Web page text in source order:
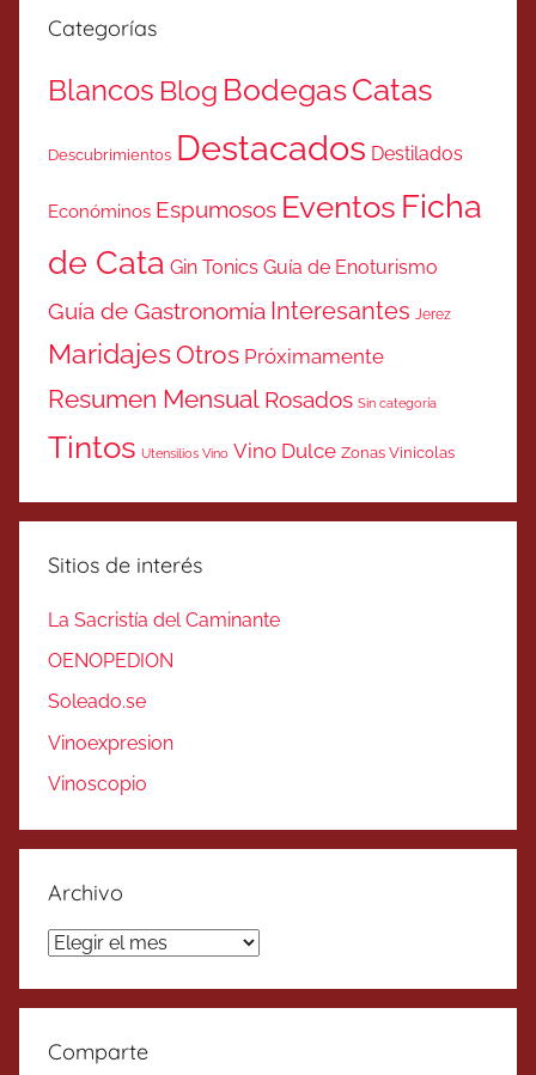
Categorías
Blancos Blog BodegasCatas
Descubrimientos Destacados Destilados
Económinos Espumosos Eventos Ficha
de Cata Gin Tonics Guía de Enoturismo
Guía de Gastronomía Interesantes Jerez
MaridajesOtros Próximamente
Resumen Mensual Rosados Sin categoría
Tintos Utensilios Vino Vino Dulce Zonas Vinicolas
Sitios de interés
La Sacristía del Caminante
OENOPEDION
Soleado.se
Vinoexpresion
Vinoscopio
Archivo
Archivo
Comparte